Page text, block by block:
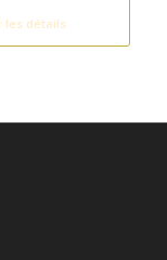
les détails